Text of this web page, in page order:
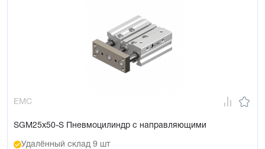
EMC
SGM25x50-S Пневмоцилиндр с направляющими
Удалённый склад 9 шт